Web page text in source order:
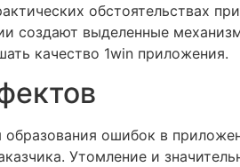
обстоятельствах
создают выделенные
качество 1win приложения.
ошибок в
Утомление и